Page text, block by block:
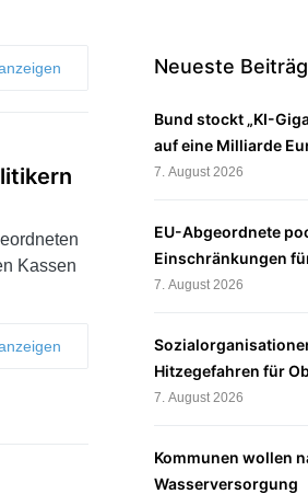
Kassen
Neueste
Bund stockt „KI-
auf eine Milliarde
7. August 2026
EU-Abgeordnete
Einschränkungen
7. August 2026
Hitzegefahren für
7. August 2026
Kommunen wollen
Wasserversorgung